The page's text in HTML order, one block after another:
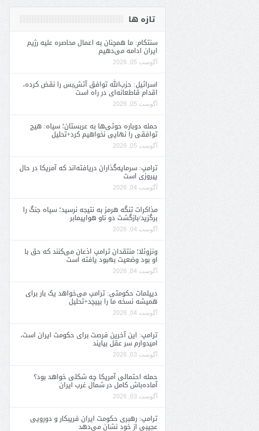
تازه ها
سنتکام: ما همچنان به اعمال محاصره علیه رژیم
ایران ادامه می‌دهیم
آگوست 05, 2026
اسرائیل: حزب‌الله توافق آتش‌بس را نقض کرده،
اقدام قاطعانه‌ای در راه است
آگوست 05, 2026
حمله دوباره حوثی‌ها به عربستان؛ سپاه: هیچ
توافقی را نهایی نخواهیم کرد+تحلیل
آگوست 05, 2026
ترامپ: سرمایه‌گذاران دریافته‌اند که آمریکا در حال
پیروزی است
آگوست 04, 2026
مذاکرات تنگه هرمز به نتیجه نرسید؛ سپاه جنگ را
برگزید/بازگشت دو ناو هواپیمابر
آگوست 04, 2026
ونزوئلا؛ منتقدان ترامپ اذعان می‌کنند که حق با
او بود وضعیت بهبود یافته است
آگوست 04, 2026
دیپلمات حکومتی: ترامپ می‌خواهد یک بار برای
همیشه نسخه ما را بپیچد+تحلیل
آگوست 04, 2026
ترامپ: این آخرین فرصت برای حکومت ایران است،
امیدوارم سر عقل بیایند
آگوست 03, 2026
حمله احتمالی آمریکا چه شکلی خواهد بود؟
آماده‌باش کامل در شمال غرب ایران
آگوست 03, 2026
ترامپ: رهبری حکومت ایران فریبکار و دورویی
عجیبی از خود نشان می‌دهد